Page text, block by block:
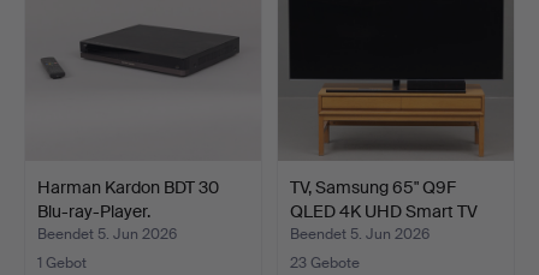
Harman Kardon BDT 30
Blu-ray-Player.
Beendet 5. Jun 2026
1 Gebot
TV, Samsung 65" Q9F
QLED 4K UHD Smart TV
Q…
Beendet 5. Jun 2026
23 Gebote